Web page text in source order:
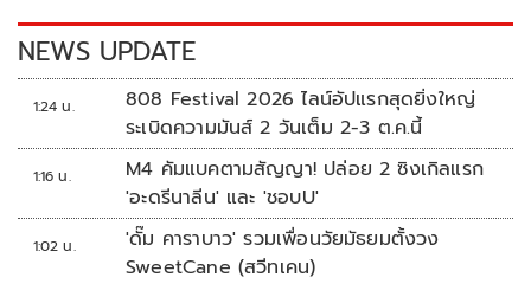
k k
NEWS UPDATE
1:24 น.
808 Festival 2026 ไลน์อัปแรกสุดยิ่งใหญ่
ระเบิดความมันส์ 2 วันเต็ม 2-3 ต.ค.นี้
1:16 น.
M4 คัมแบคตามสัญญา! ปล่อย 2 ซิงเกิลแรก
'อะดรีนาลีน' และ 'ชอบU'
1:02 น.
'ดั๊ม คาราบาว' รวมเพื่อนวัยมัธยมตั้งวง
SweetCane (สวีทเคน)